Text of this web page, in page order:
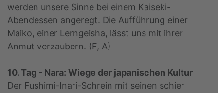
werden unsere Sinne bei einem Kaiseki-
Abendessen angeregt. Die Aufführung einer
Maiko, einer Lerngeisha, lässt uns mit ihrer
Anmut verzaubern. (F, A)
10. Tag - Nara: Wiege der japanischen Kultur
Der Fushimi-Inari-Schrein mit seinen schier